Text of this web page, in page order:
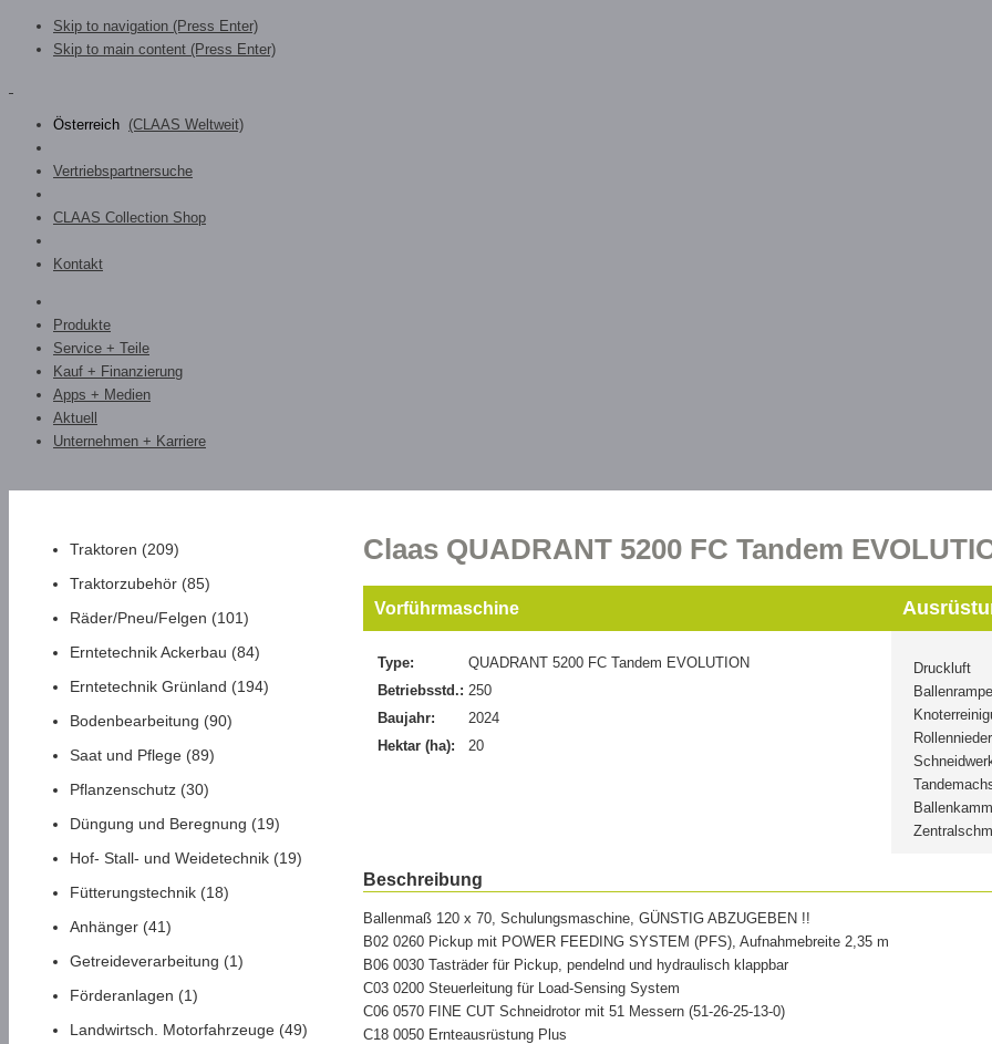
Skip to navigation (Press Enter)
Skip to main content (Press Enter)
Österreich (CLAAS Weltweit)
Vertriebspartnersuche
CLAAS Collection Shop
Kontakt
Produkte
Service + Teile
Kauf + Finanzierung
Apps + Medien
Aktuell
Unternehmen + Karriere
Traktoren (209)
Traktorzubehör (85)
Räder/Pneu/Felgen (101)
Erntetechnik Ackerbau (84)
Erntetechnik Grünland (194)
Bodenbearbeitung (90)
Saat und Pflege (89)
Pflanzenschutz (30)
Düngung und Beregnung (19)
Hof- Stall- und Weidetechnik (19)
Fütterungstechnik (18)
Anhänger (41)
Getreideverarbeitung (1)
Förderanlagen (1)
Landwirtsch. Motorfahrzeuge (49)
Claas QUADRANT 5200 FC Tandem
Vorführmaschine
Type:
QUADRANT 5200 FC Tandem EVOLUTION
Betriebsstd.: 250
Baujahr:
2024
Hektar (ha):
20
Druckluft
Ballenrampe
Beschreibung
Ballenmaß 120 x 70, Schulungsmaschine, GÜNSTIG ABZUGEBEN !!
B02 0260 Pickup mit POWER FEEDING SYSTEM (PFS), Aufnahmebreite 2,35 m
B06 0030 Tasträder für Pickup, pendelnd und hydraulisch klappbar
C03 0200 Steuerleitung für Load-Sensing System
C06 0570 FINE CUT Schneidrotor mit 51 Messern (51-26-25-13-0)
C18 0050 Ernteausrüstung Plus